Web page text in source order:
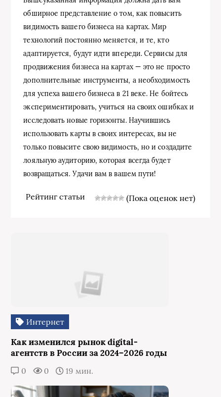
обширное представление о том, как повысить
видимость вашего бизнеса на картах. Мир
технологий постоянно меняется, и те, кто
адаптируется, будут идти впереди. Сервисы для
продвижения бизнеса на картах — это не просто
дополнительные инструменты, а необходимость
для успеха вашего бизнеса в 21 веке. Не бойтесь
экспериментировать, учиться на своих ошибках и
исследовать новые горизонты. Научившись
использовать карты в своих интересах, вы не
только повысите свою видимость, но и создадите
лояльную аудиторию, которая всегда будет
возвращаться. Удачи вам в вашем пути!
Рейтинг статьи (Пока оценок нет)
Интернет
Как изменился рынок digital-
агентств в России за 2024–2026 годы
0 0 19 мин.